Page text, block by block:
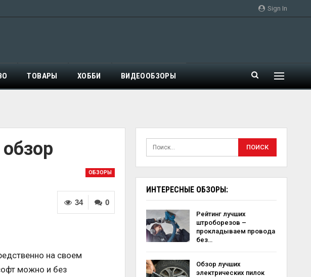
Sign In
ТОВАРЫ ХОББИ ВИДЕООБЗОРЫ
ОБЗОРЫ
0
34
на своем
можно и без
ИНТЕРЕСНЫЕ ОБЗОРЫ:
Рейтинг лучших
штроборезов –
прокладываем провода
без…
Обзор лучших
электрических пилок